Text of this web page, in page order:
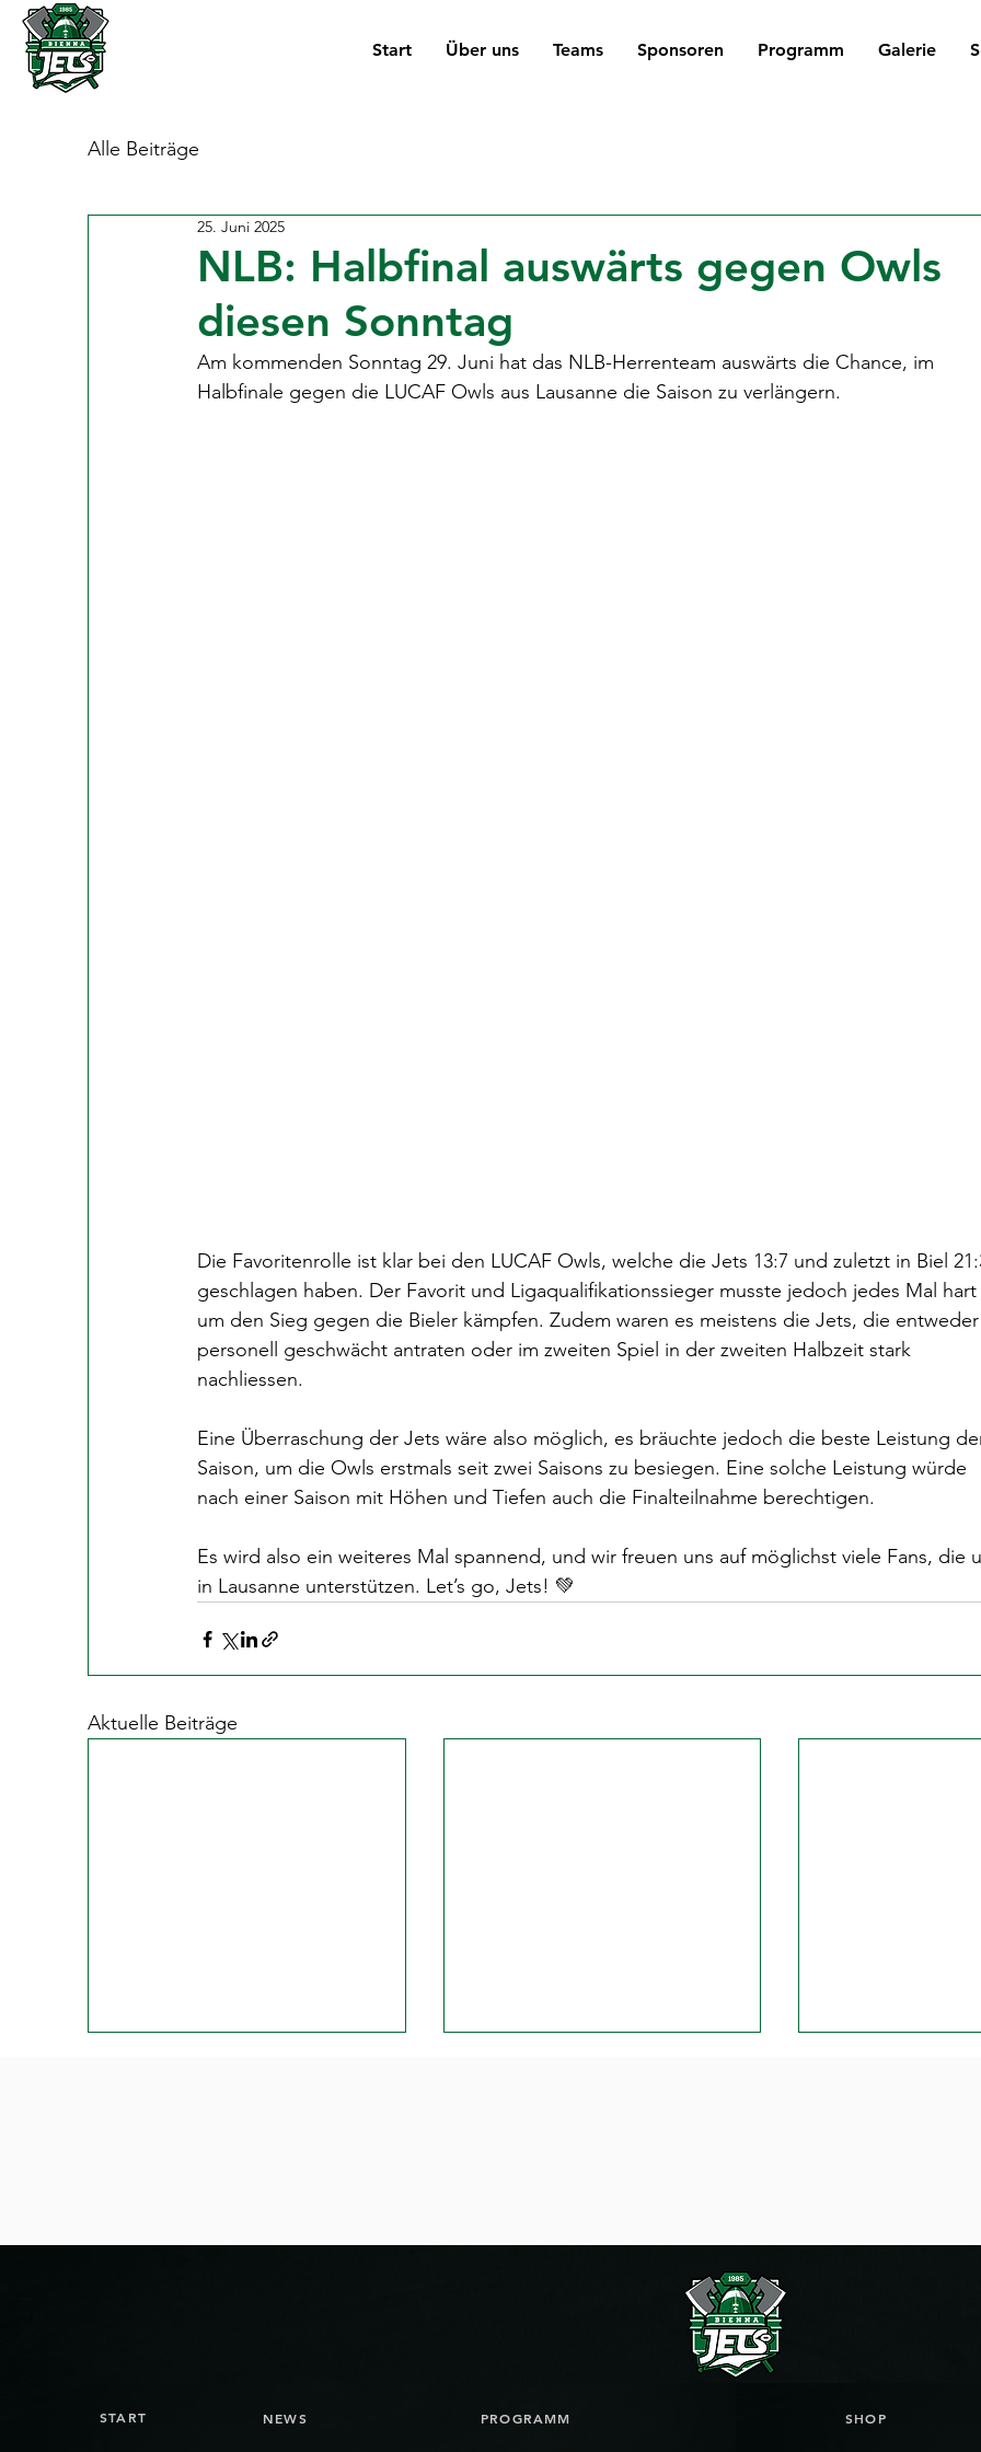
Start Über uns Teams Sponsoren Programm Galerie
Alle Beiträge
NLB: Halbfinal auswärts gegen Owls
diesen Sonntag
25. Juni 2025
Am kommenden Sonntag 29. Juni hat das NLB-Herrenteam auswärts die Chance, im
Halbfinale gegen die LUCAF Owls aus Lausanne die Saison zu verlängern.
Die Favoritenrolle ist klar bei den LUCAF Owls, welche die Jets 13:7 und zuletzt in Biel
geschlagen haben. Der Favorit und Ligaqualifikationssieger musste jedoch jedes Mal hart
um den Sieg gegen die Bieler kämpfen. Zudem waren es meistens die Jets, die entweder
personell geschwächt antraten oder im zweiten Spiel in der zweiten Halbzeit stark
nachliessen.
Eine Überraschung der Jets wäre also möglich, es bräuchte jedoch die beste Leistung
Saison, um die Owls erstmals seit zwei Saisons zu besiegen. Eine solche Leistung würde
nach einer Saison mit Höhen und Tiefen auch die Finalteilnahme berechtigen.
Es wird also ein weiteres Mal spannend, und wir freuen uns auf möglichst viele Fans, die
in Lausanne unterstützen. Let’s go, Jets! 💚
Aktuelle Beiträge
Das NLB-Team der Bienna
Flag Football Game Day in
Packen die Jets
START NEWS PROGRAMM SHOP